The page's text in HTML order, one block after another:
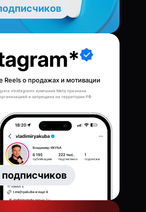
Reels о продажах и мотивации
«Instagram» компания Meta признана
и запрещена на территории РФ
подписчиков